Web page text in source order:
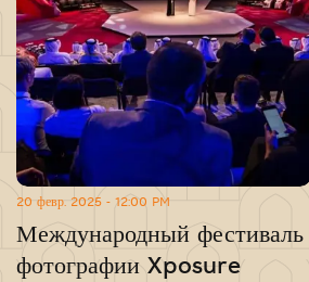
20 февр. 2025 - 12:00 PM
Международный фестиваль
фотографии Xposure